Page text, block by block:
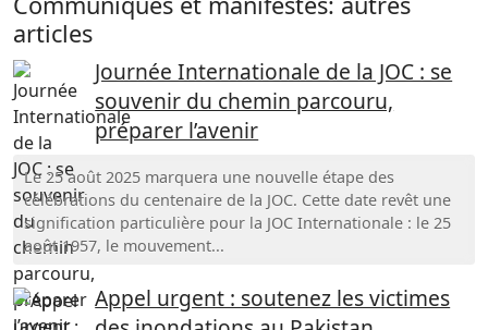
articles
Journée Internationale de la JOC : se
souvenir du chemin parcouru,
préparer l’avenir
Le 25 août 2025 marquera une nouvelle étape des
célébrations du centenaire de la JOC. Cette date revêt une
signification particulière pour la JOC Internationale : le 25
août 1957, le mouvement...
Appel urgent : soutenez les victimes